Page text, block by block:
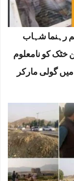
رہنما شہاب
خٹک کو نامعلوم
میں گولی مارکر